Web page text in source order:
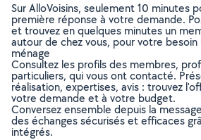
Sur AlloVoisins, seulement 10 minutes
première réponse à votre demande.
et trouvez en quelques minutes un
autour de chez vous, pour votre
ménage
Consultez les profils des membres,
particuliers, qui vous ont contacté.
réalisation, expertises, avis : trouvez
votre demande et à votre budget.
Conversez ensemble depuis la
des échanges sécurisés et efficaces
intégrés.